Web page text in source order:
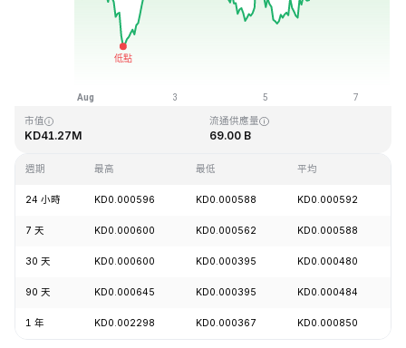
最近更新時間：2026-08-07 18:22 (GMT+0)
KD0.026889 KD0.000058
市值
KD41.27M
流通供應量
69.00 B
週期 最高 最低 平均
24 小時 KD0.000596 KD0.000588 KD0.000592
7 天 KD0.000600 KD0.000562 KD0.000588
30 天 KD0.000600 KD0.000395 KD0.000480
90 天 KD0.000645 KD0.000395 KD0.000484
1 年 KD0.002298 KD0.000367 KD0.000850